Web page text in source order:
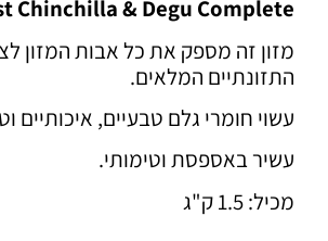
Chinchilla & Degu Complete
מזון זה מספק את כל אבות המזון
התזונתיים המלאים.
עשוי חומרי גלם טבעיים, איכותיים
עשיר באספסת וטימותי.
מכיל: 1.5 ק"ג